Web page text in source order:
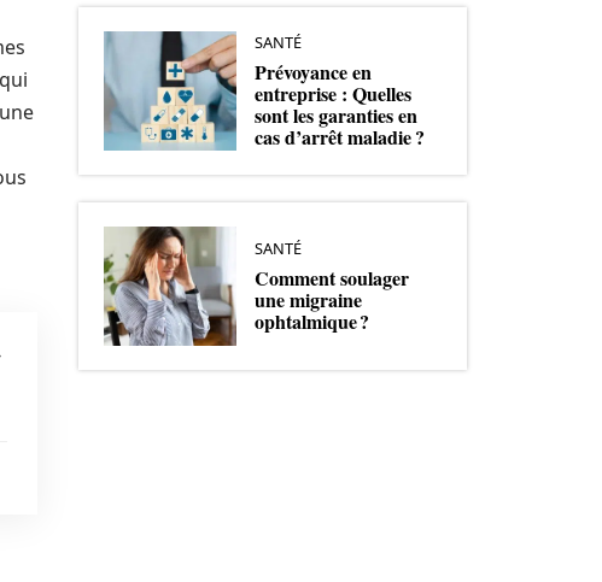
SANTÉ
Prévoyance en
entreprise : Quelles
sont les garanties en
cas d’arrêt maladie ?
SANTÉ
Comment soulager
une migraine
ophtalmique ?